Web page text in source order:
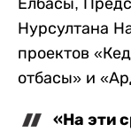
Елбасы,
Нурсултана
проектов
отбасы» и
«На эти